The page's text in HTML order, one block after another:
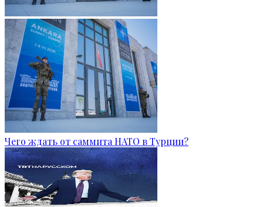
Чего ждать от саммита НАТО в Турции?